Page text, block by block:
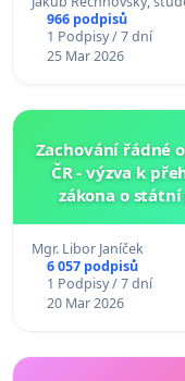
966 podpisů
1 Podpisy / 7 dní
25 Mar 2026
Zachování řádné
ČR - výzva k
zákona o
Mgr. Libor Janíček
6 057 podpisů
1 Podpisy / 7 dní
20 Mar 2026